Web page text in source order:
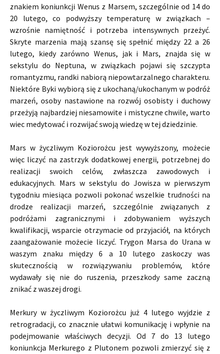
znakiem koniunkcji Wenus z Marsem, szczególnie od 14 do
20 lutego, co podwyższy temperaturę w związkach –
wzrośnie namiętność i potrzeba intensywnych przeżyć.
Skryte marzenia mają szansę się spełnić między 22 a 26
lutego, kiedy zarówno Wenus, jak i Mars, znajda się w
sekstylu do Neptuna, w związkach pojawi się szczypta
romantyzmu, randki nabiorą niepowtarzalnego charakteru.
Niektóre Byki wybiorą się z ukochaną/ukochanym w podróż
marzeń, osoby nastawione na rozwój osobisty i duchowy
przeżyją najbardziej niesamowite i mistyczne chwile, warto
wiec medytować i rozwijać swoją wiedzę w tej dziedzinie.
Mars w życzliwym Koziorożcu jest wywyższony, możecie
więc liczyć na zastrzyk dodatkowej energii, potrzebnej do
realizacji swoich celów, zwłaszcza zawodowych i
edukacyjnych. Mars w sekstylu do Jowisza w pierwszym
tygodniu miesiąca pozwoli pokonać wszelkie trudności na
drodze realizacji marzeń, szczególnie związanych z
podróżami zagranicznymi i zdobywaniem wyższych
kwalifikacji, wsparcie otrzymacie od przyjaciół, na których
zaangażowanie możecie liczyć. Trygon Marsa do Urana w
waszym znaku między 6 a 10 lutego zaskoczy was
skutecznością w rozwiązywaniu problemów, które
wydawały się nie do ruszenia, przeszkody same zaczną
znikać z waszej drogi.
Merkury w życzliwym Koziorożcu już 4 lutego wyjdzie z
retrogradacji, co znacznie ułatwi komunikację i wpłynie na
podejmowanie właściwych decyzji. Od 7 do 13 lutego
koniunkcja Merkurego z Plutonem pozwoli zmierzyć się z